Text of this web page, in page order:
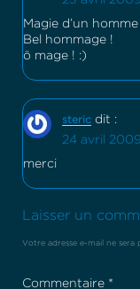
Magie d’un
Bel hommage !
ö mage ! :)
steric dit :
24 avril
merci
Laisser un
Votre adresse e-mail ne sera
Commentaire *